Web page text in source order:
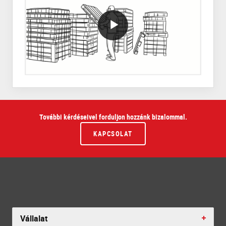
VideoWithLightboxBlock
További kérdéseivel forduljon hozzánk bizalommal.
KAPCSOLAT
Vállalat